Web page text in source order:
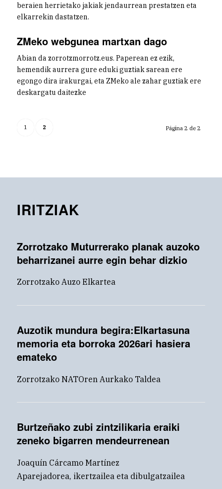
beraien herrietako jakiak jendaurrean prestatzen eta
elkarrekin dastatzen.
ZMeko webgunea martxan dago
Abian da zorrotzmorrotz.eus. Paperean ez ezik,
hemendik aurrera gure eduki guztiak sarean ere
egongo dira irakurgai, eta ZMeko ale zahar guztiak ere
deskargatu daitezke
Página 2 de 2
1 2
IRITZIAK
Zorrotzako Muturrerako planak auzoko
beharrizanei aurre egin behar dizkio
Zorrotzako Auzo Elkartea
Auzotik mundura begira:Elkartasuna
memoria eta borroka 2026ari hasiera
emateko
Zorrotzako NATOren Aurkako Taldea
Burtzeñako zubi zintzilikaria eraiki
zeneko bigarren mendeurrenean
Joaquín Cárcamo Martínez
Aparejadorea, ikertzailea eta dibulgatzailea